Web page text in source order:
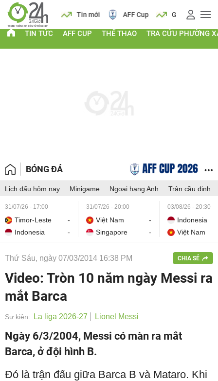
Lịch Tin mới AFF Cup Giá vàng
TIN TỨC AFF CUP THỂ THAO TRA CỨU PHƯỜNG
BÓNG ĐÁ
Lịch đấu hôm nay Minigame Ngoại hạng Anh Trận cầu đinh
31/07/26 - 17:00
Timor-Leste
-
Indonesia
-
31/07/26 - 20:00
Việt Nam
-
Singapore
-
03/08/26 - 20:30
Indonesia
Việt Nam
Thứ Sáu, ngày 07/03/2014 16:38 PM CHIA SẺ
Video: Tròn 10 năm ngày Messi ra
mắt Barca
Sự kiện: La liga 2026-27 Lionel Messi
Ngày 6/3/2004, Messi có màn ra mắt
Barca, ở đội hình B.
Đó là trận đấu giữa Barca B và Mataro. Khi